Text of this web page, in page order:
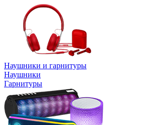
Наушники и гарнитуры
Наушники
Гарнитуры